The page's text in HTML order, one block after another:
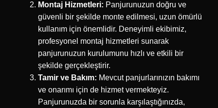
Montaj Hizmetleri: Panjurunuzun doğru ve
güvenli bir şekilde monte edilmesi, uzun ömürlü
kullanım için önemlidir. Deneyimli ekibimiz,
profesyonel montaj hizmetleri sunarak
panjurunuzun kurulumunu hızlı ve etkili bir
şekilde gerçekleştirir.
Tamir ve Bakım: Mevcut panjurlarınızın bakımı
ve onarımı için de hizmet vermekteyiz.
Panjurunuzda bir sorunla karşılaştığınızda,